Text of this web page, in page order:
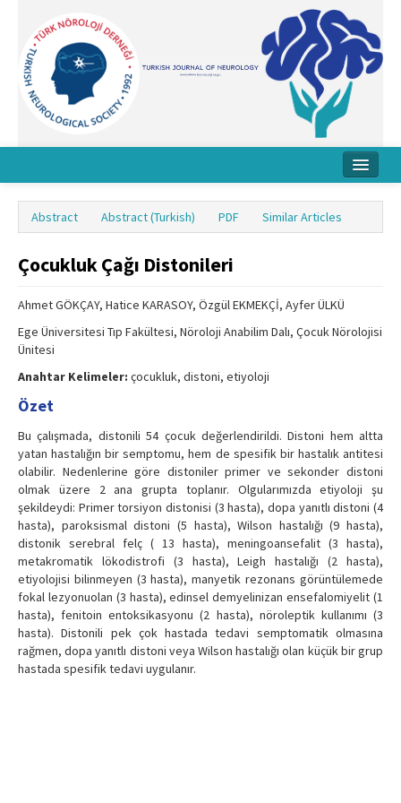
About Journal
Board
Instructions
Archive
Contact Us
Abstract Abstract (Turkish) PDF Similar Articles
Çocukluk Çağı Distonileri
Ahmet GÖKÇAY, Hatice KARASOY, Özgül EKMEKÇİ, Ayfer ÜLKÜ
Ege Üniversitesi Tıp Fakültesi, Nöroloji Anabilim Dalı, Çocuk Nörolojisi
Ünitesi
Anahtar Kelimeler: çocukluk, distoni, etiyoloji
Özet
Bu çalışmada, distonili 54 çocuk değerlendirildi. Distoni hem altta
yatan hastalığın bir semptomu, hem de spesifik bir hastalık antitesi
olabilir. Nedenlerine göre distoniler primer ve sekonder distoni
olmak üzere 2 ana grupta toplanır. Olgularımızda etiyoloji şu
şekildeydi: Primer torsiyon distonisi (3 hasta), dopa yanıtlı distoni (4
hasta), paroksismal distoni (5 hasta), Wilson hastalığı (9 hasta),
distonik serebral felç ( 13 hasta), meningoansefalit (3 hasta),
metakromatik lökodistrofi (3 hasta), Leigh hastalığı (2 hasta),
etiyolojisi bilinmeyen (3 hasta), manyetik rezonans görüntülemede
fokal lezyonuolan (3 hasta), edinsel demyelinizan ensefalomiyelit (1
hasta), fenitoin entoksikasyonu (2 hasta), nöroleptik kullanımı (3
hasta). Distonili pek çok hastada tedavi semptomatik olmasına
rağmen, dopa yanıtlı distoni veya Wilson hastalığı olan küçük bir grup
hastada spesifik tedavi uygulanır.